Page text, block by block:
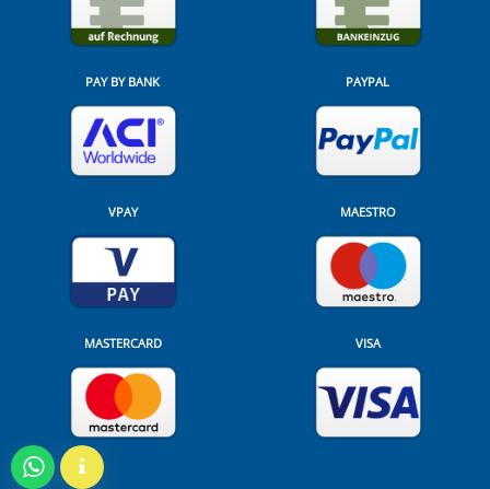
PAY BY BANK PAYPAL
VPAY MAESTRO
MASTERCARD VISA